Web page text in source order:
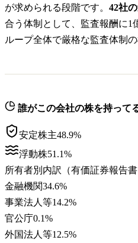
が求められる段階です。 42社
合う体制として、監査報酬に1
ループ全体で厳格な監査体制
誰がこの会社の株を持って
安定株主48.9%
浮動株51.1%
所有者別内訳（有価証券報告書
金融機関34.6%
事業法人等14.2%
官公庁0.1%
外国法人等12.5%